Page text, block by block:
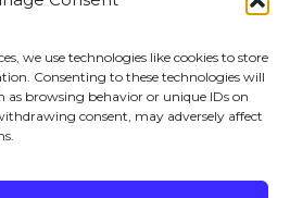
we use technologies like cookies to store
Consenting to these technologies will
as browsing behavior or unique IDs on
consent, may adversely affect